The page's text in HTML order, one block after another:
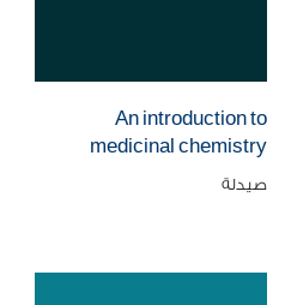
An introduction to
medicinal chemistry
صيدلة